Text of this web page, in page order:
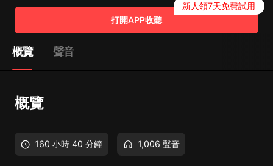
打開APP收聽
新人領7天免費試用
概覽 聲音
概覽
160 小時 40 分鐘 1,006 聲音